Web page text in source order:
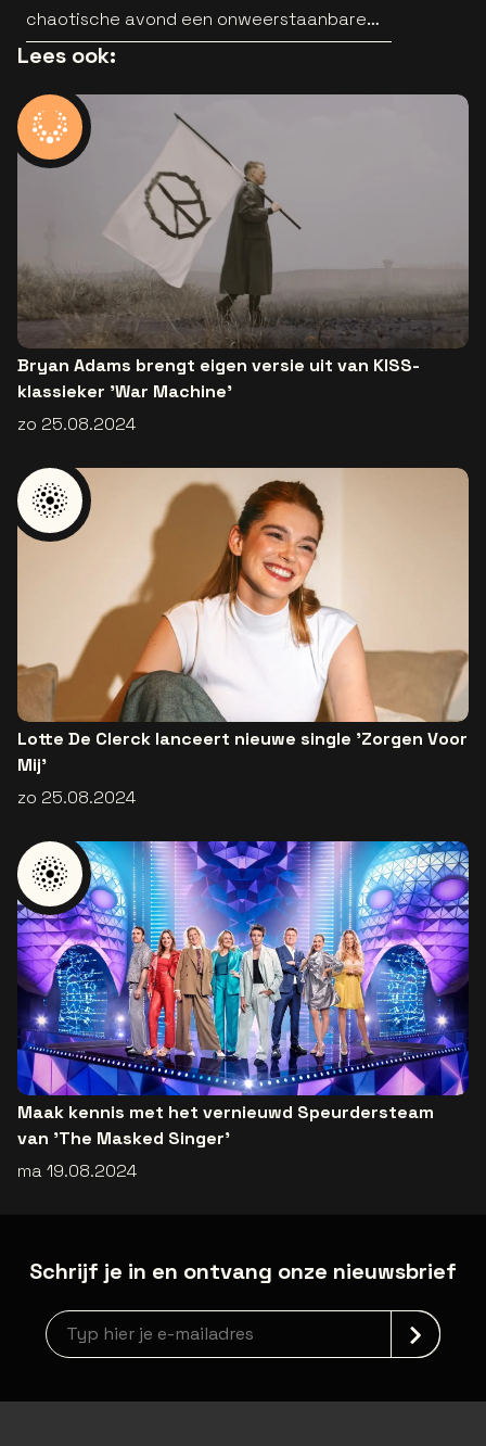
chaotische avond een onweerstaanbare
popsong
Lees ook:
Bryan Adams brengt eigen versie uit van KISS-
klassieker 'War Machine'
zo 25.08.2024
Lotte De Clerck lanceert nieuwe single 'Zorgen Voor
Mij'
zo 25.08.2024
Maak kennis met het vernieuwd Speurdersteam
van 'The Masked Singer'
ma 19.08.2024
Schrijf je in en ontvang onze nieuwsbrief
Nieuwsbrief aanmelding